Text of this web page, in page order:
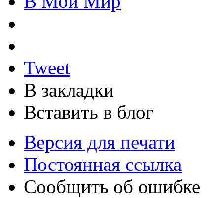
Tweet
В закладки
Вставить в блог
Версия для печати
Постоянная ссылка
Сообщить об ошибке